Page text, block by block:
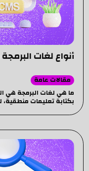
أنواع لغات
مقالات عامة
ما هي لغات البرمجة هي
بكتابة تعليمات